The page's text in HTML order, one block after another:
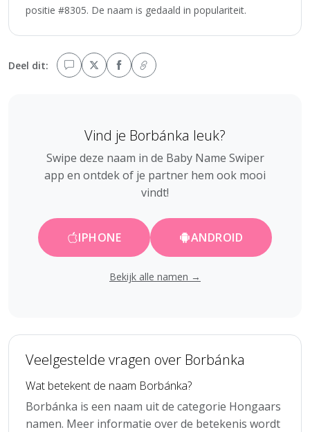
positie #8305. De naam is gedaald in populariteit.
Deel dit:
Vind je Borbánka leuk?
Swipe deze naam in de Baby Name Swiper
app en ontdek of je partner hem ook mooi
vindt!
IPHONE ANDROID
Bekijk alle namen →
Veelgestelde vragen over Borbánka
Wat betekent de naam Borbánka?
Borbánka is een naam uit de categorie Hongaars
namen. Meer informatie over de betekenis wordt